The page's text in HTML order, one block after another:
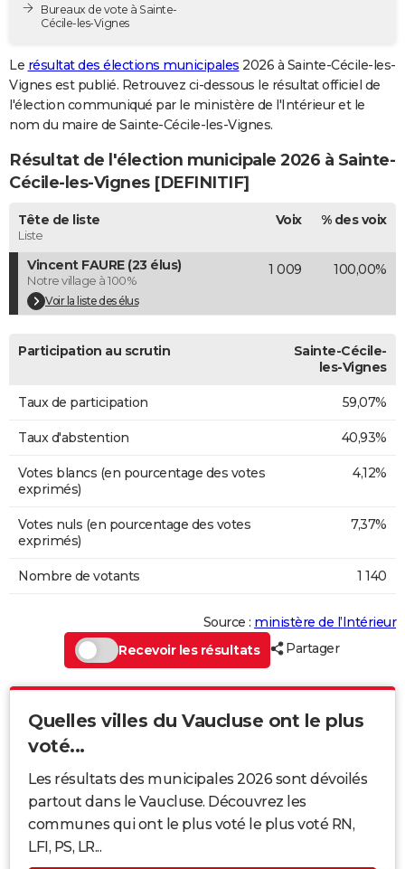
Destinations
City break
Voyage nature
Voyage de noces
Forum
PHOTO
GUIDES D'ACHAT
BONS PLANS
CARTE DE VOEUX
Carte de Noël
Carte Bonne année
Carte Saint-Valentin
Carte Pâques
Carte d'anniversaire
DICTIONNAIRE
COPAINS D'AVANT
S'inscrire
Se connecter
Lycées
Collèges
Primaires
Universités
Entreprises
Service militaire
Avis de recherche
AVIS DE DÉCÈS
FORUM
Bricolage
Lifestyle
Culture
Sport
Auto
Television
Voyage
Cinema
Bureaux de vote à Sainte-
Cécile-les-Vignes
Le résultat des élections municipales 2026 à Sainte-Cécile-les-
Vignes est publié. Retrouvez ci-dessous le résultat officiel de
l'élection communiqué par le ministère de l'Intérieur et le
nom du maire de Sainte-Cécile-les-Vignes.
Résultat de l'élection municipale 2026 à Sainte-
Cécile-les-Vignes [DEFINITIF]
Tête de liste
Liste
Voix % des voix
Vincent FAURE (23 élus)
Notre village à 100%
Voir la liste des élus
1 009 100,00%
Participation au scrutin
Sainte-Cécile-
les-Vignes
Taux de participation 59,07%
Taux d'abstention 40,93%
Votes blancs (en pourcentage des votes
exprimés)
4,12%
Votes nuls (en pourcentage des votes
exprimés)
7,37%
Nombre de votants 1 140
Source : ministère de l’Intérieur
Recevoir les résultats
Partager
Quelles villes du Vaucluse ont le plus
voté...
Les résultats des municipales 2026 sont dévoilés
partout dans le Vaucluse. Découvrez les
communes qui ont le plus voté le plus voté RN,
LFI, PS, LR...